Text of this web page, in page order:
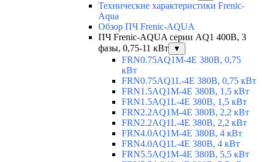
Технические характеристики Frenic-
Aqua
Обзор ПЧ Frenic-AQUA
ПЧ Frenic-AQUA серии AQ1 400В, 3
фазы, 0,75-11 кВт
▼
FRN0.75AQ1M-4E 380В, 0,75
кВт
FRN0.75AQ1L-4E 380В, 0,75 кВт
FRN1.5AQ1M-4E 380В, 1,5 кВт
FRN1.5AQ1L-4E 380В, 1,5 кВт
FRN2.2AQ1M-4E 380В, 2,2 кВт
FRN2.2AQ1L-4E 380В, 2,2 кВт
FRN4.0AQ1M-4E 380В, 4 кВт
FRN4.0AQ1L-4E 380В, 4 кВт
FRN5.5AQ1M-4E 380В, 5,5 кВт